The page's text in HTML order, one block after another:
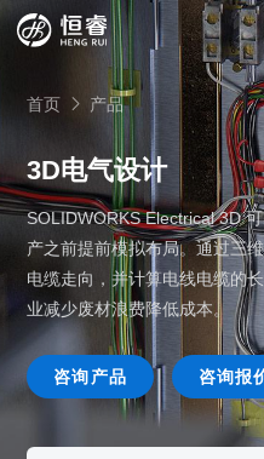
SOLIDWORKS研发设计
SOLIDWORKS 3D CAD
SOLIDWORKS 2D CAD
SOLIDWORKS 3D电气设
SIMULATION结构仿真
多学科仿真
了解SIMULIA多学科仿
CST电磁仿真
Abaqus有限元仿真分析
3DEXPERIENCE云平台
什么是3DEXPERIENCE
3DEXPERIENCE on the
推荐项目
ENOVIA产品全生命周
面向工业
船舶与海洋工程解决方案
汽车行业数字化解决方案
面向公司与个人
公司类型
初创企业
面向学术界
教育工作者
产品的技术
最新版本
首页  产品
3D电气设计
SOLIDWORKS Electrical 3D
产之前提前模拟布局。通过三
电缆走向，并计算电线电缆的
业减少废材浪费降低成本。
咨询产品 咨询报